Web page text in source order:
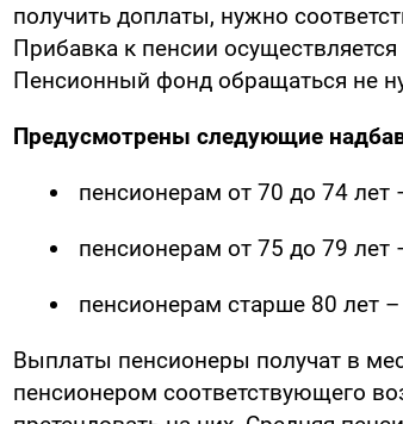
получить доплаты, нужно
Прибавка к пенсии
Пенсионный фонд обращаться не
Предусмотрены следующие
пенсионерам от 70 до 74 лет
пенсионерам от 75 до 79 лет
пенсионерам старше 80 лет
Выплаты пенсионеры получат в
пенсионером соответствующего